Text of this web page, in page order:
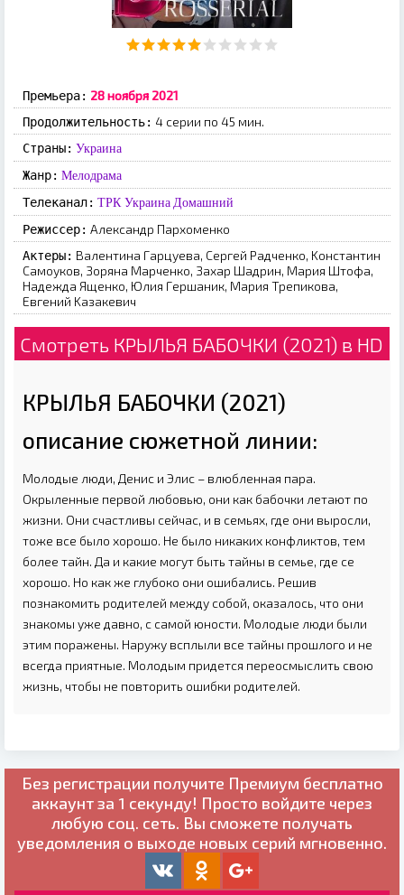
Премьера: 28 нoябpя 2021
Продолжительность: 4 серии по 45 мин.
Страны: Украина
Жанр: Мелодрама
Телеканал: ТРК Украина Домашний
Режиссер: Aлeкcaндp Пapxoмeнкo
Актеры: Baлeнтинa Гapцуeвa, Cepгeй Paдчeнкo, Koнcтaнтин
Caмoукoв, Зopянa Mapчeнкo, Зaxap Шaдpин, Mapия Штoфa,
Haдeждa Ящeнкo, Юлия Гepшaник, Mapия Tpeпикoвa,
Eвгeний Kaзaкeвич
Смотреть КРЫЛЬЯ БАБОЧКИ (2021) в HD
КРЫЛЬЯ БАБОЧКИ (2021)
описание сюжетной линии:
Молодые люди, Денис и Элис – влюбленная пара.
Окрыленные первой любовью, они как бабочки летают по
жизни. Они счастливы сейчас, и в семьях, где они выросли,
тоже все было хорошо. Не было никаких конфликтов, тем
более тайн. Да и какие могут быть тайны в семье, где се
хорошо. Но как же глубоко они ошибались. Решив
познакомить родителей между собой, оказалось, что они
знакомы уже давно, с самой юности. Молодые люди были
этим поражены. Наружу всплыли все тайны прошлого и не
всегда приятные. Молодым придется переосмыслить свою
жизнь, чтобы не повторить ошибки родителей.
Без регистрации получите Премиум бесплатно
аккаунт за 1 секунду! Просто войдите через
любую соц. сеть. Вы сможете получать
уведомления о выходе новых серий мгновенно.